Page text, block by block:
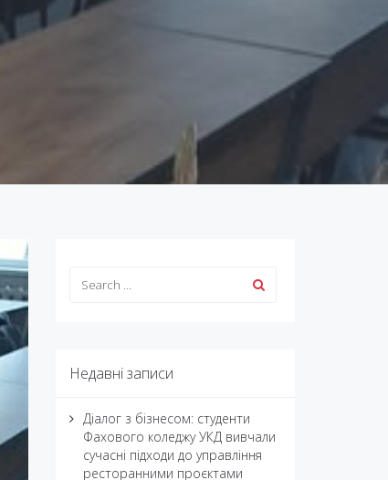
Недавні записи
Діалог з бізнесом: студенти
Фахового коледжу УКД вивчали
сучасні підходи до управління
ресторанними проєктами